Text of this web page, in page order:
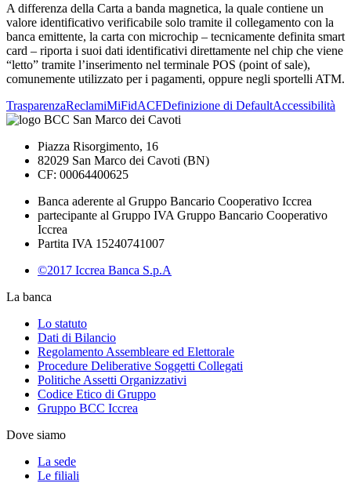
A differenza della Carta a banda magnetica, la quale contiene un
valore identificativo verificabile solo tramite il collegamento con la
banca emittente, la carta con microchip – tecnicamente definita smart
card – riporta i suoi dati identificativi direttamente nel chip che viene
“letto” tramite l’inserimento nel terminale POS (point of sale),
comunemente utilizzato per i pagamenti, oppure negli sportelli ATM.
TrasparenzaReclamiMiFidACFDefinizione di DefaultAccessibilità
Piazza Risorgimento, 16
82029 San Marco dei Cavoti (BN)
CF: 00064400625
Banca aderente al Gruppo Bancario Cooperativo Iccrea
partecipante al Gruppo IVA Gruppo Bancario Cooperativo
Iccrea
Partita IVA 15240741007
©2017 Iccrea Banca S.p.A
La banca
Lo statuto
Dati di Bilancio
Regolamento Assembleare ed Elettorale
Procedure Deliberative Soggetti Collegati
Politiche Assetti Organizzativi
Codice Etico di Gruppo
Gruppo BCC Iccrea
Dove siamo
La sede
Le filiali